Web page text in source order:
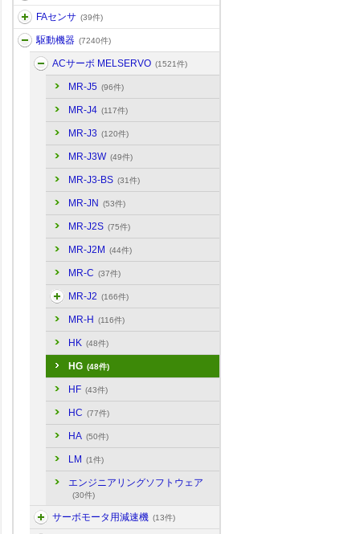
FAセンサ (39件)
駆動機器 (7240件)
ACサーボ MELSERVO (1521件)
MR-J5 (96件)
MR-J4 (117件)
MR-J3 (120件)
MR-J3W (49件)
MR-J3-BS (31件)
MR-JN (53件)
MR-J2S (75件)
MR-J2M (44件)
MR-C (37件)
MR-J2 (166件)
MR-H (116件)
HK (48件)
HG (48件)
HF (43件)
HC (77件)
HA (50件)
LM (1件)
エンジニアリングソフトウェア
(30件)
サーボモータ用減速機 (13件)